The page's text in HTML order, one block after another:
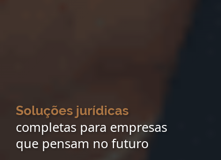
Soluções jurídicas
completas para empresas
que pensam no futuro